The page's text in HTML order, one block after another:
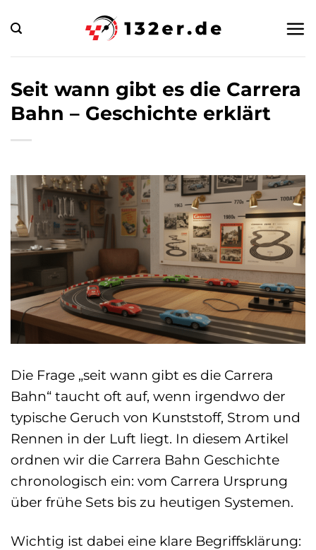
Inhalt
springen
Seit wann gibt es die Carrera
Bahn – Geschichte erklärt
Die Frage „seit wann gibt es die Carrera
Bahn“ taucht oft auf, wenn irgendwo der
typische Geruch von Kunststoff, Strom und
Rennen in der Luft liegt. In diesem Artikel
ordnen wir die Carrera Bahn Geschichte
chronologisch ein: vom Carrera Ursprung
über frühe Sets bis zu heutigen Systemen.
Wichtig ist dabei eine klare Begriffsklärung: